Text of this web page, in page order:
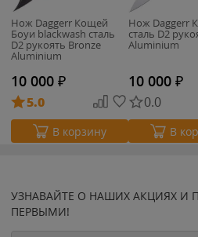
Нож Daggerr Кощей
Боуи blackwash сталь
D2 рукоять Bronze
Aluminium
10 000 ₽
5.0
В корзину
Нож Daggerr
сталь D2
Aluminium
10 000 ₽
0.0
В
УЗНАВАЙТЕ О НАШИХ АКЦИЯХ И
ПЕРВЫМИ!